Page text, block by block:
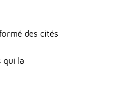
des cités
qui la